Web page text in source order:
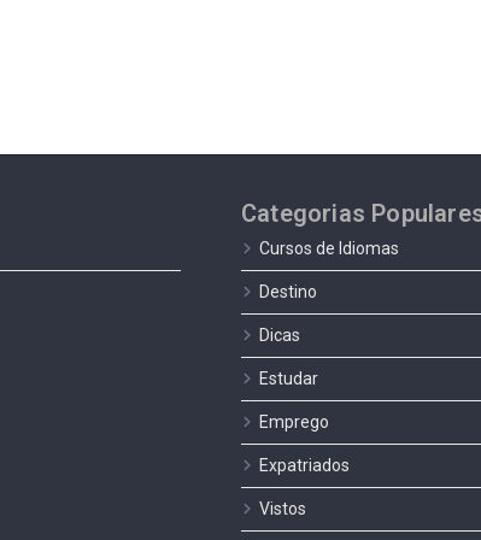
Categorias
Cursos de Idiomas
Destino
Dicas
Estudar
Emprego
Expatriados
Vistos